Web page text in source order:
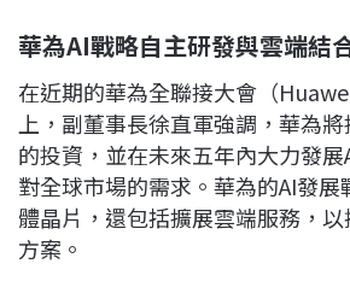
華為AI戰略自主研發與雲端結
在近期的華為全聯接大會（
上，副董事長徐直軍強調，華為
的投資，並在未來五年內大力發
對全球市場的需求。華為的AI發
體晶片，還包括擴展雲端服務，
方案。